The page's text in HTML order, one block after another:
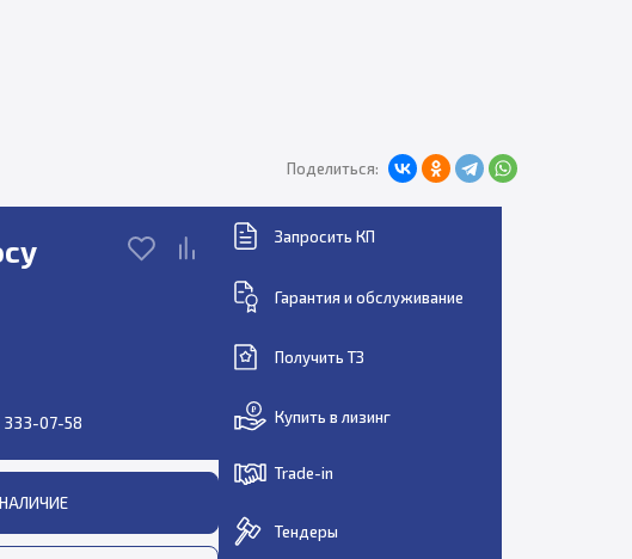
Поделиться:
333-07-58
Запросить КП
Гарантия и обслуживание
Получить ТЗ
Купить в лизинг
Trade-in
Тендеры